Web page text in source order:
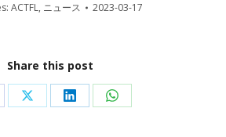
ACTFL, ニュース 2023-03-17
Share this post
Share Share Share